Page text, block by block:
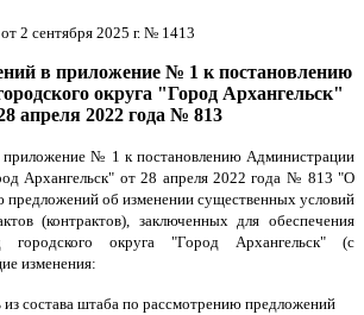
от 2 сентября 2025 г. № 1413
в приложение № 1 к постановлению
округа "Город Архангельск"
апреля 2022 года № 813
№ 1 к постановлению Администрации
Архангельск" от 28 апреля 2022 года № 813 "О
об изменении существенных условий
(контрактов), заключенных для обеспечения
городского округа "Город Архангельск" (с
изменения:
состава штаба по рассмотрению предложений